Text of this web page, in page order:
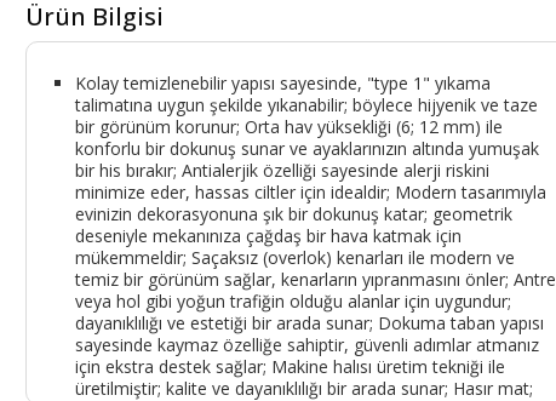
Ürün Bilgisi
Kolay temizlenebilir yapısı sayesinde, "type 1" yıkama
talimatına uygun şekilde yıkanabilir; böylece hijyenik ve taze
bir görünüm korunur; Orta hav yüksekliği (6; 12 mm) ile
konforlu bir dokunuş sunar ve ayaklarınızın altında yumuşak
bir his bırakır; Antialerjik özelliği sayesinde alerji riskini
minimize eder, hassas ciltler için idealdir; Modern tasarımıyla
evinizin dekorasyonuna şık bir dokunuş katar; geometrik
deseniyle mekanınıza çağdaş bir hava katmak için
mükemmeldir; Saçaksız (overlok) kenarları ile modern ve
temiz bir görünüm sağlar, kenarların yıpranmasını önler; Antre
veya hol gibi yoğun trafiğin olduğu alanlar için uygundur;
dayanıklılığı ve estetiği bir arada sunar; Dokuma taban yapısı
sayesinde kaymaz özelliğe sahiptir, güvenli adımlar atmanız
için ekstra destek sağlar; Makine halısı üretim tekniği ile
üretilmiştir; kalite ve dayanıklılığı bir arada sunar; Hasır mat;